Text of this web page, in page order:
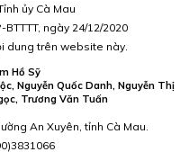
ủy Cà Mau
ngày 24/12/2020
dung trên website này.
Hồ Sỹ
Nguyễn Quốc Danh, Nguyễn Thị
Trương Văn Tuấn
An Xuyên, tỉnh Cà Mau.